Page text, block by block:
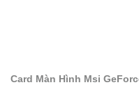
Card Màn Hình Msi